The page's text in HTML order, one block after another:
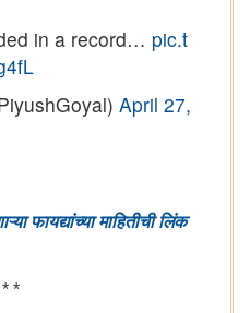
in a record… pic.t
April 27,
फायद्यांच्या माहितीची लिंक
*